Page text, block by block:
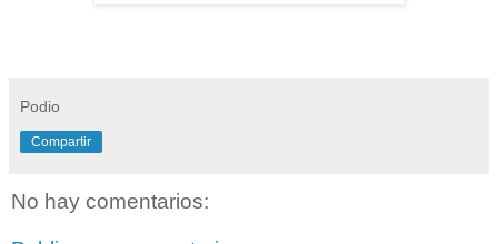
Podio
Compartir
No hay comentarios: